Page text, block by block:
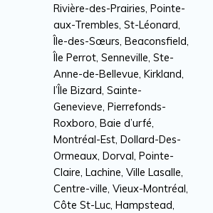
Rivière-des-Prairies, Pointe-
aux-Trembles, St-Léonard,
Île-des-Sœurs, Beaconsfield,
Île Perrot, Senneville, Ste-
Anne-de-Bellevue, Kirkland,
l’Île Bizard, Sainte-
Genevieve, Pierrefonds-
Roxboro, Baie d’urfé,
Montréal-Est, Dollard-Des-
Ormeaux, Dorval, Pointe-
Claire, Lachine, Ville Lasalle,
Centre-ville, Vieux-Montréal,
Côte St-Luc, Hampstead,